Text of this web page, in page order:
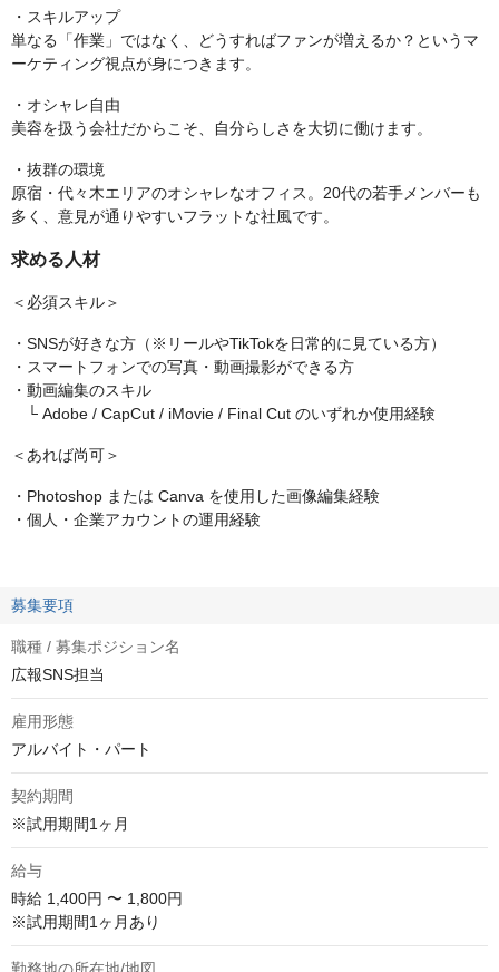
・スキルアップ
単なる「作業」ではなく、どうすればファンが増えるか？というマ
ーケティング視点が身につきます。
・オシャレ自由
美容を扱う会社だからこそ、自分らしさを大切に働けます。
・抜群の環境
原宿・代々木エリアのオシャレなオフィス。20代の若手メンバーも
多く、意見が通りやすいフラットな社風です。
求める人材
＜必須スキル＞
・SNSが好きな方（※リールやTikTokを日常的に見ている方）
・スマートフォンでの写真・動画撮影ができる方
・動画編集のスキル
└ Adobe / CapCut / iMovie / Final Cut のいずれか使用経験
＜あれば尚可＞
・Photoshop または Canva を使用した画像編集経験
・個人・企業アカウントの運用経験
募集要項
職種 / 募集ポジション名
広報SNS担当
雇用形態
アルバイト・パート
契約期間
※試用期間1ヶ月
給与
時給 1,400円 〜 1,800円
※試用期間1ヶ月あり